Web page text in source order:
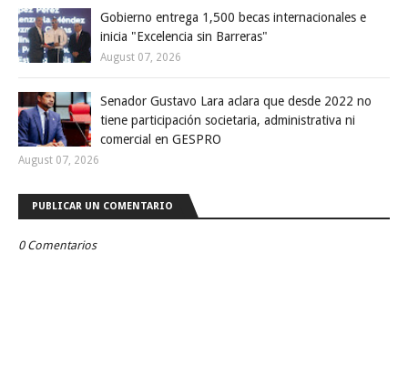
Gobierno entrega 1,500 becas internacionales e
inicia "Excelencia sin Barreras"
August 07, 2026
Senador Gustavo Lara aclara que desde 2022 no
tiene participación societaria, administrativa ni
comercial en GESPRO
August 07, 2026
PUBLICAR UN COMENTARIO
0 Comentarios